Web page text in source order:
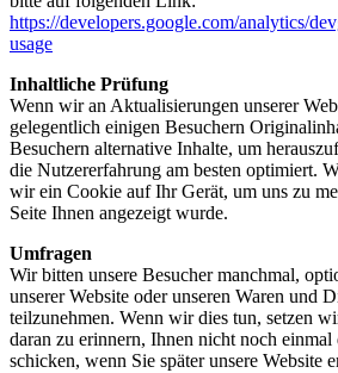
https://developers.google.com/analytics/
usage
Inhaltliche Prüfung
Wenn wir an Aktualisierungen unserer
gelegentlich einigen Besuchern
Besuchern alternative Inhalte, um
die Nutzererfahrung am besten optimiert.
wir ein Cookie auf Ihr Gerät, um uns zu
Seite Ihnen angezeigt wurde.
Umfragen
Wir bitten unsere Besucher manchmal,
unserer Website oder unseren Waren und
teilzunehmen. Wenn wir dies tun, setzen
daran zu erinnern, Ihnen nicht noch
schicken, wenn Sie später unsere Website